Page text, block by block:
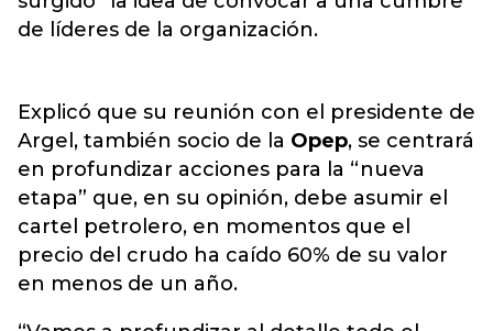
de líderes de la organización.
Explicó que su reunión con el presidente de
Argel, también socio de la Opep, se centrará
en profundizar acciones para la “nueva
etapa” que, en su opinión, debe asumir el
cartel petrolero, en momentos que el
precio del crudo ha caído 60% de su valor
en menos de un año.